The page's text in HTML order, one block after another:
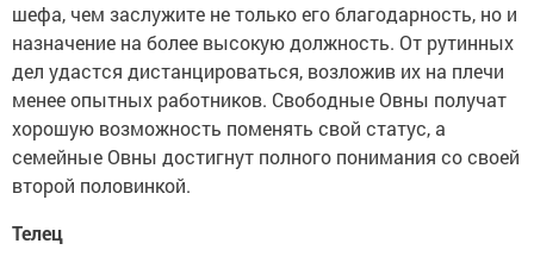
шефа, чем заслужите не только его благодарность, но и
назначение на более высокую должность. От рутинных
дел удастся дистанцироваться, возложив их на плечи
менее опытных работников. Свободные Овны получат
хорошую возможность поменять свой статус, а
семейные Овны достигнут полного понимания со своей
второй половинкой.
Телец